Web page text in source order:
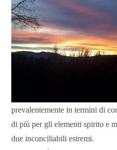
prevalentemente in termini di
di più per gli elementi spirito e
due inconciliabili estremi.